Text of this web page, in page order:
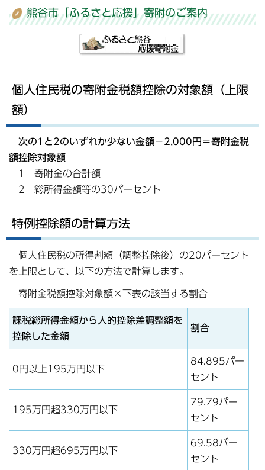
熊谷市「ふるさと応援」寄附のご案内
個人住民税の寄附金税額控除の対象額（上限
額）
次の1と2のいずれか少ない金額－2,000円＝寄附金税
額控除対象額
1 寄附金の合計額
2 総所得金額等の30パーセント
特例控除額の計算方法
個人住民税の所得割額（調整控除後）の20パーセント
を上限として、以下の方法で計算します。
寄附金税額控除対象額×下表の該当する割合
課税総所得金額から人的控除差調整額を
控除した金額
割合
0円以上195万円以下
84.895パー
セント
195万円超330万円以下
79.79パー
セント
330万円超695万円以下
69.58パー
セント